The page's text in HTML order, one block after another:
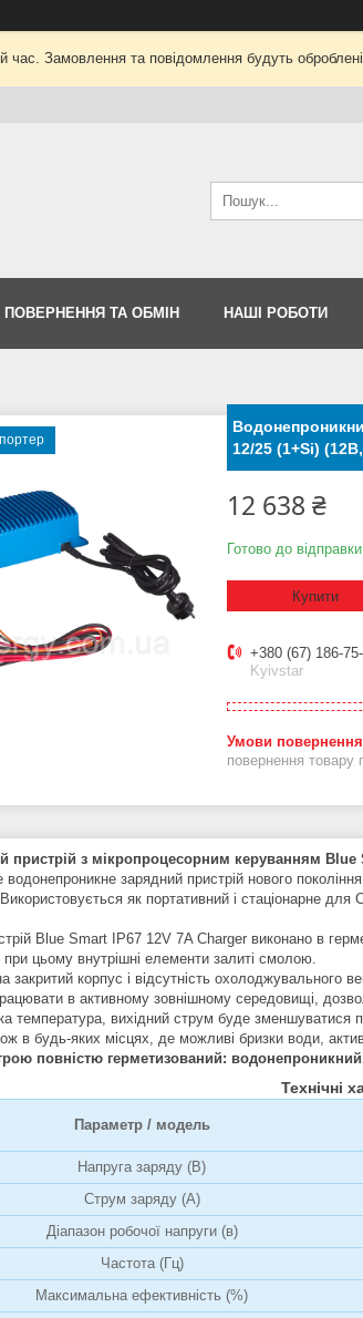
час. Замовлення та повідомлення будуть
ПОВЕРНЕННЯ ТА ОБМІН НАШІ РОБОТИ
12/25 (1+Si)
12 638 ₴
Готово до
Купити
+380 (67) 186-
Kyivstar
повернення товару
пристрій з мікропроцесорним керуванням
водонепроникне зарядний пристрій нового
як портативний і стаціонарне для
Blue Smart IP67 12V 7A Charger виконано в
цьому внутрішні елементи залиті смолою.
закритий корпус і відсутність охолоджувального
в активному зовнішному середовищі,
температура, вихідний струм буде
в будь-яких місцях, де можливі бризки води,
повністю герметизований:
Технічні
Параметр / модель
Напруга заряду (В)
Струм заряду (А)
Діапазон робочої напруги (в)
Частота (Гц)
Максимальна ефективність (%)